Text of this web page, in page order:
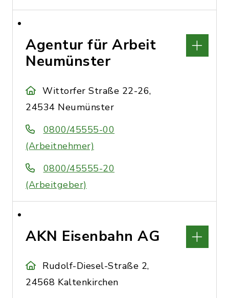
Agentur für Arbeit
Neumünster
Wittorfer Straße 22-26,
24534 Neumünster
0800/45555-00
(Arbeitnehmer)
0800/45555-20
(Arbeitgeber)
AKN Eisenbahn AG
Rudolf-Diesel-Straße 2,
24568 Kaltenkirchen